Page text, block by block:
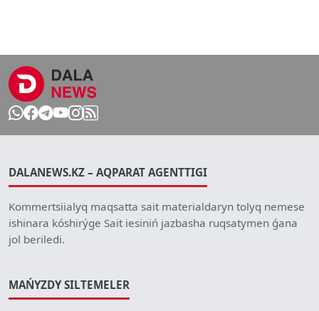
DALANEWS.KZ – AQPARAT AGENTTIGI
Kommertsiialyq maqsatta sait materialdaryn tolyq nemese
ishinara kóshirýge Sait iesiniń jazbasha ruqsatymen ǵana
jol beriledi.
MAŃYZDY SILTEMELER